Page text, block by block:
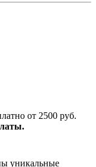
от 2500 руб.
уникальные